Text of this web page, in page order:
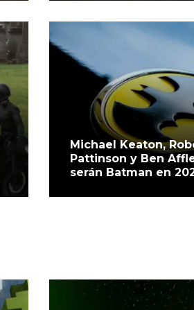
Michael Keaton,
Pattinson y Ben
serán Batman en